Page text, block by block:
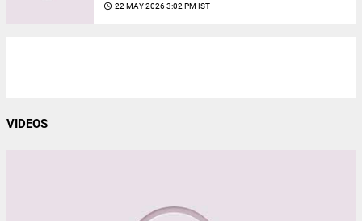
access_time 22 MAY 2026 3:02 PM IST
VIDEOS